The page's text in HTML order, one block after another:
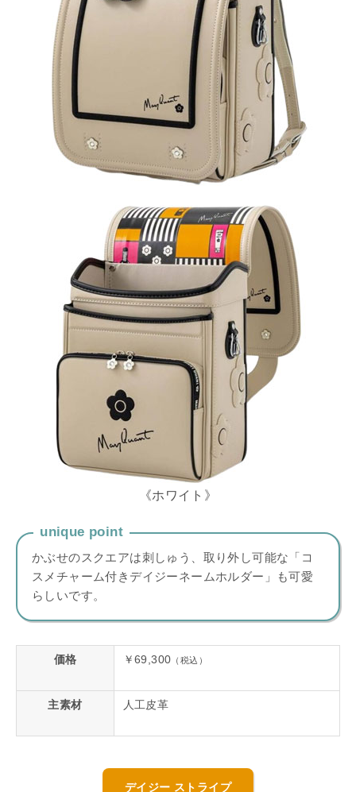
《ホワイト》
unique point
かぶせのスクエアは刺しゅう、取り外し可能な「コ
スメチャーム付きデイジーネームホルダー」も可愛
らしいです。
価格 ￥69,300 （税込）
主素材 人工皮革
デイジー ストライプ